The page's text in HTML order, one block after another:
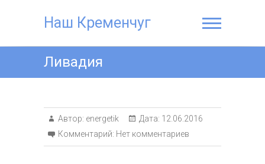
Наш Кременчуг
Ливадия
Автор: energetik Дата: 12.06.2016
Комментарий: Нет комментариев